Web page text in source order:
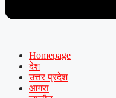
Homepage
देश
उत्तर प्रदेश
आगरा